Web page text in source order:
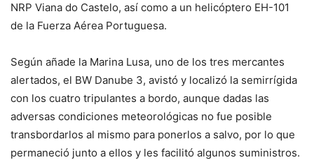
NRP Viana do Castelo, así como a un helicóptero EH-101
de la Fuerza Aérea Portuguesa.
Según añade la Marina Lusa, uno de los tres mercantes
alertados, el BW Danube 3, avistó y localizó la semirrígida
con los cuatro tripulantes a bordo, aunque dadas las
adversas condiciones meteorológicas no fue posible
transbordarlos al mismo para ponerlos a salvo, por lo que
permaneció junto a ellos y les facilitó algunos suministros.